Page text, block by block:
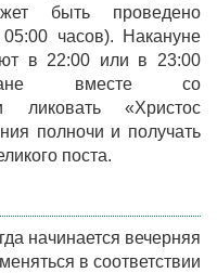
быть проведено
часов). Накануне
в 22:00 или в 23:00
вместе со
ликовать «Христос
полночи и получать
поста.
начинается вечерняя
в соответствии